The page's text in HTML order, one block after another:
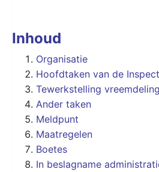
Inhoud
Organisatie
Hoofdtaken van de
Tewerkstelling
Ander taken
Meldpunt
Maatregelen
Boetes
In beslagname